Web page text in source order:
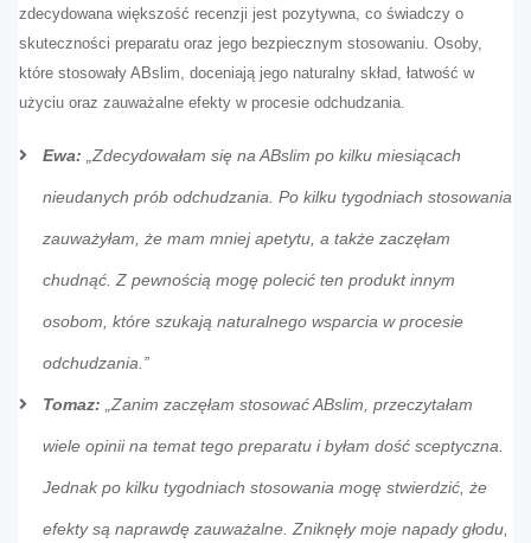
zdecydowana większość recenzji jest pozytywna, co świadczy o
skuteczności preparatu oraz jego bezpiecznym stosowaniu. Osoby,
które stosowały ABslim, doceniają jego naturalny skład, łatwość w
użyciu oraz zauważalne efekty w procesie odchudzania.
Ewa: „Zdecydowałam się na ABslim po kilku miesiącach
nieudanych prób odchudzania. Po kilku tygodniach stosowania
zauważyłam, że mam mniej apetytu, a także zaczęłam
chudnąć. Z pewnością mogę polecić ten produkt innym
osobom, które szukają naturalnego wsparcia w procesie
odchudzania.”
Tomaz: „Zanim zaczęłam stosować ABslim, przeczytałam
wiele opinii na temat tego preparatu i byłam dość sceptyczna.
Jednak po kilku tygodniach stosowania mogę stwierdzić, że
efekty są naprawdę zauważalne. Zniknęły moje napady głodu,